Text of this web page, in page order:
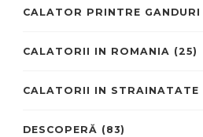
CALATOR PRINTRE GANDURI
CALATORII IN ROMANIA (25)
CALATORII IN STRAINATATE
DESCOPERĂ (83)